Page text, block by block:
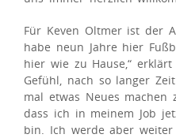
Für Keven Oltmer ist der
habe neun Jahre hier
hier wie zu Hause,“
Gefühl, nach so langer
mal etwas Neues machen
dass ich in meinem Job
bin. Ich werde aber weiter